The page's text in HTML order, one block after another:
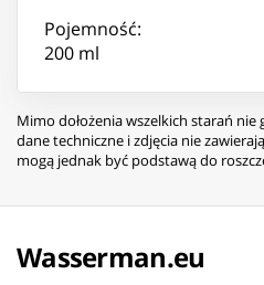
Pojemność:
200 ml
Mimo dołożenia wszelkich starań
dane techniczne i zdjęcia nie
mogą jednak być podstawą do
Wasserman.eu